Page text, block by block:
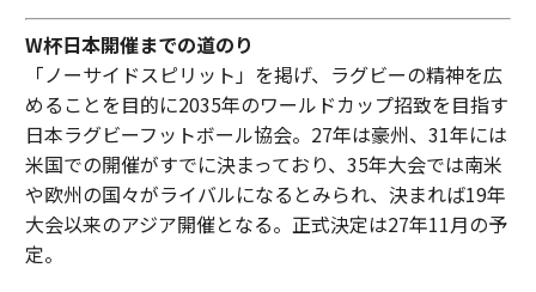
W杯日本開催までの道のり
「ノーサイドスピリット」を掲げ、ラグビーの精神を広
めることを目的に2035年のワールドカップ招致を目指す
日本ラグビーフットボール協会。27年は豪州、31年には
米国での開催がすでに決まっており、35年大会では南米
や欧州の国々がライバルになるとみられ、決まれば19年
大会以来のアジア開催となる。正式決定は27年11月の予
定。